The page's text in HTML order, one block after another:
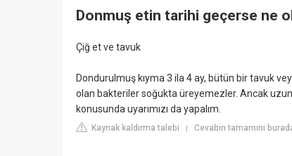
Donmuş etin tarihi geçerse ne
Çiğ et ve tavuk
Dondurulmuş kıyma 3 ila 4 ay, bütün bir tavuk
olan bakteriler soğukta üreyemezler. Ancak
konusunda uyarımızı da yapalım.
Kaynak kaldırma talebi | Cevabın tamamını